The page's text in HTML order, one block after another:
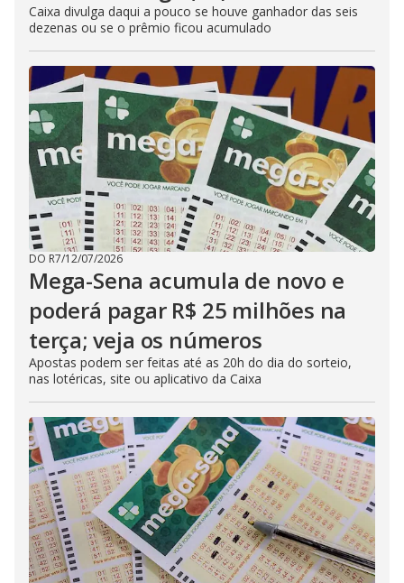
Caixa divulga daqui a pouco se houve ganhador das seis
dezenas ou se o prêmio ficou acumulado
DO R7/12/07/2026
Mega-Sena acumula de novo e
poderá pagar R$ 25 milhões na
terça; veja os números
Apostas podem ser feitas até as 20h do dia do sorteio,
nas lotéricas, site ou aplicativo da Caixa